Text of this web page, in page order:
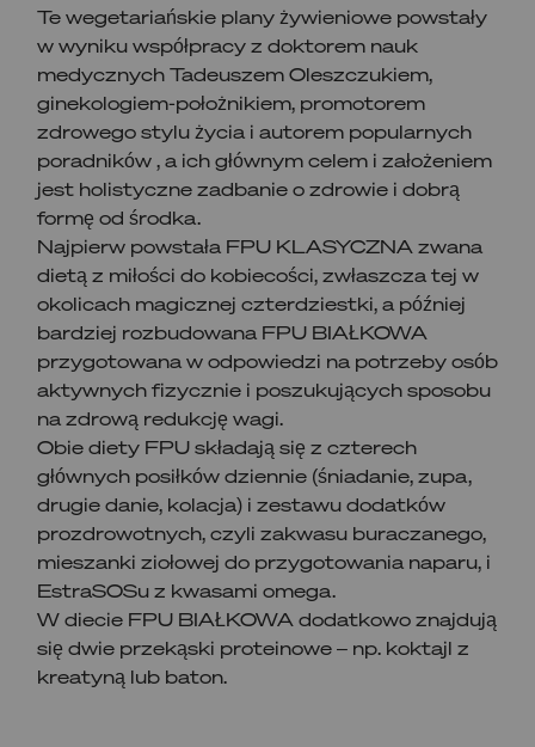
Te wegetariańskie plany żywieniowe powstały
w wyniku współpracy z doktorem nauk
medycznych Tadeuszem Oleszczukiem,
ginekologiem-położnikiem, promotorem
zdrowego stylu życia i autorem popularnych
poradników , a ich głównym celem i założeniem
jest holistyczne zadbanie o zdrowie i dobrą
formę od środka.
Najpierw powstała FPU KLASYCZNA zwana
dietą z miłości do kobiecości, zwłaszcza tej w
okolicach magicznej czterdziestki, a później
bardziej rozbudowana FPU BIAŁKOWA
przygotowana w odpowiedzi na potrzeby osób
aktywnych fizycznie i poszukujących sposobu
na zdrową redukcję wagi.
Obie diety FPU składają się z czterech
głównych posiłków dziennie (śniadanie, zupa,
drugie danie, kolacja) i zestawu dodatków
prozdrowotnych, czyli zakwasu buraczanego,
mieszanki ziołowej do przygotowania naparu, i
EstraSOSu z kwasami omega.
W diecie FPU BIAŁKOWA dodatkowo znajdują
się dwie przekąski proteinowe – np. koktajl z
kreatyną lub baton.